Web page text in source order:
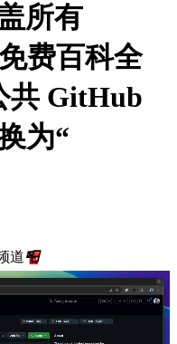
所有
费百科全
共 GitHub
为“
道📮